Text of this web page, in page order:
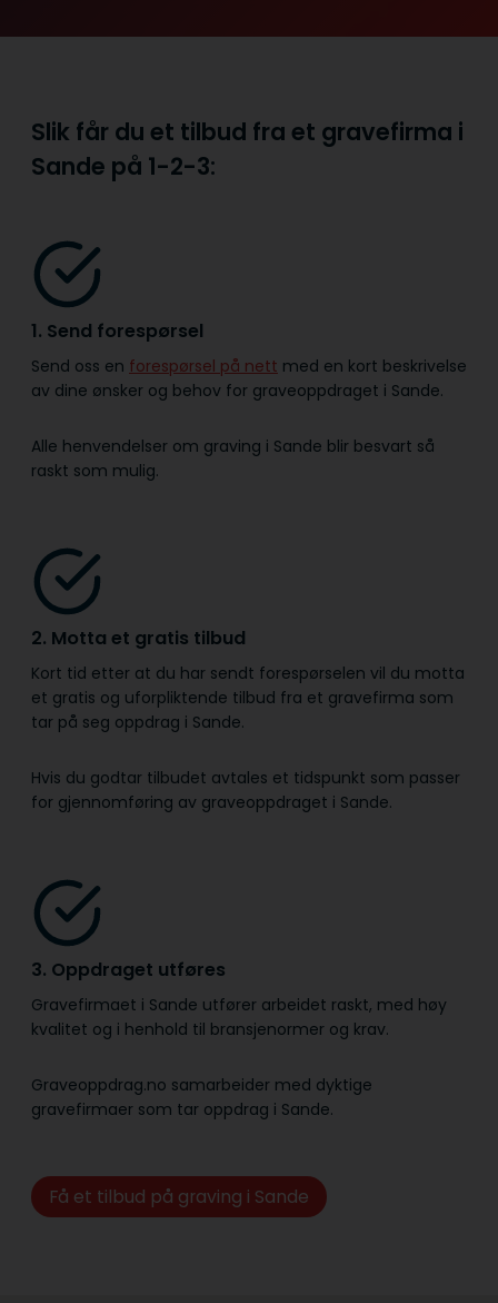
Slik får du et tilbud fra et gravefirma i
Sande på 1-2-3:
1. Send forespørsel
Send oss en forespørsel på nett med en kort beskrivelse
av dine ønsker og behov for graveoppdraget i Sande.
Alle henvendelser om graving i Sande blir besvart så
raskt som mulig.
2. Motta et gratis tilbud
Kort tid etter at du har sendt forespørselen vil du motta
et gratis og uforpliktende tilbud fra et gravefirma som
tar på seg oppdrag i Sande.
Hvis du godtar tilbudet avtales et tidspunkt som passer
for gjennomføring av graveoppdraget i Sande.
3. Oppdraget utføres
Gravefirmaet i Sande utfører arbeidet raskt, med høy
kvalitet og i henhold til bransje­normer og krav.
Graveoppdrag.no samarbeider med dyktige
gravefirmaer som tar oppdrag i Sande.
Få et tilbud på graving i Sande